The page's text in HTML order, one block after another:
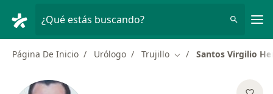
¿Qué estás buscando?
Página De Inicio Urólogo Trujillo Cambiar de ciudad
Santos Virgilio